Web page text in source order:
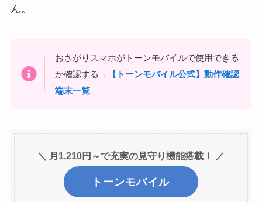
ん。
おさがりスマホがトーンモバイルで使用できる
か確認する→
【トーンモバイル公式】動作確認
端末一覧
＼ 月1,210円～で充実の見守り機能搭載！ ／
トーンモバイル